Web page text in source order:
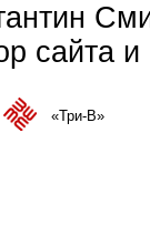
сайта
is external)«Три-В»